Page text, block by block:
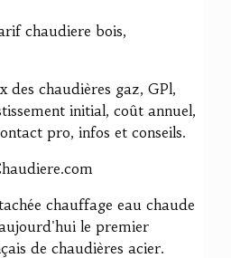
chaudiere bois,
des chaudières gaz, GPl,
initial, coût annuel,
pro, infos et conseils.
chauffage eau chaude
le premier
de chaudières acier.